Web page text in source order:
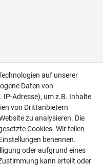
auf unserer
Daten von
IP-Adresse), um z.B. Inhalte
von Drittanbietern
zu analysieren. Die
Cookies. Wir teilen
benennen.
oder aufgrund eines
kann erteilt oder